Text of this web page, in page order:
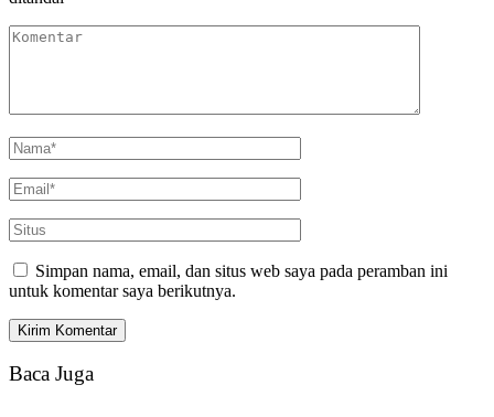
Simpan nama, email, dan situs web saya pada peramban ini
untuk komentar saya berikutnya.
Baca Juga